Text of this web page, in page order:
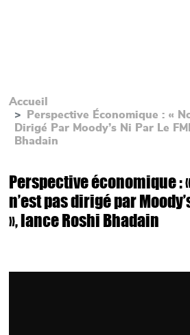
Accueil
Perspective Économique : «
Dirigé Par Moody’s Ni Par Le
Bhadain
Perspective économique :
n’est pas dirigé par
», lance Roshi Bhadain